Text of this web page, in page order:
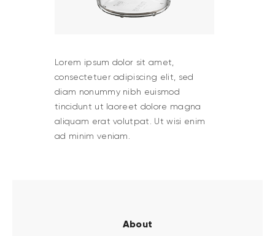
Lorem ipsum dolor sit amet,
consectetuer adipiscing elit, sed
diam nonummy nibh euismod
tincidunt ut laoreet dolore magna
aliquam erat volutpat. Ut wisi enim
ad minim veniam.
About